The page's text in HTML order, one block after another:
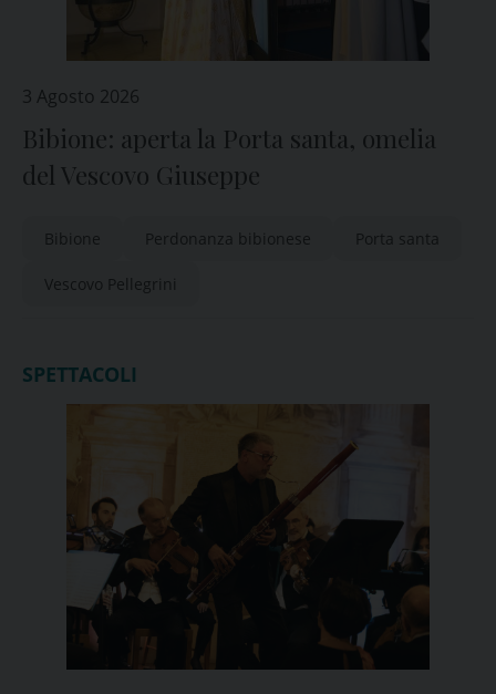
3 Agosto 2026
Bibione: aperta la Porta santa, omelia
del Vescovo Giuseppe
Bibione Perdonanza bibionese Porta santa
Vescovo Pellegrini
SPETTACOLI